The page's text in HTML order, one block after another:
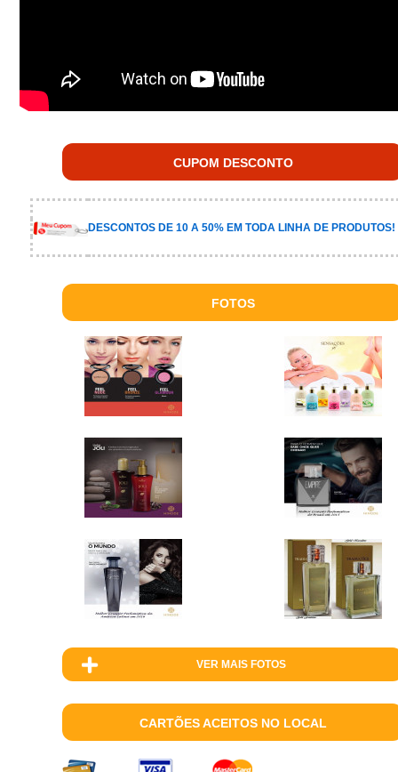
CUPOM DESCONTO
DESCONTOS DE 10 A 50% EM TODA LINHA DE PRODUTOS!
FOTOS
VER MAIS FOTOS
CARTÕES ACEITOS NO LOCAL